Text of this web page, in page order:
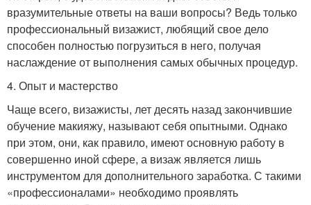
вразумительные ответы на ваши вопросы? Ведь только
профессиональный визажист, любящий свое дело
способен полностью погрузиться в него, получая
наслаждение от выполнения самых обычных процедур.
4. Опыт и мастерство
Чаще всего, визажисты, лет десять назад закончившие
обучение макияжу, называют себя опытными. Однако
при этом, они, как правило, имеют основную работу в
совершенно иной сфере, а визаж является лишь
инструментом для дополнительного заработка. С такими
«профессионалами» необходимо проявлять